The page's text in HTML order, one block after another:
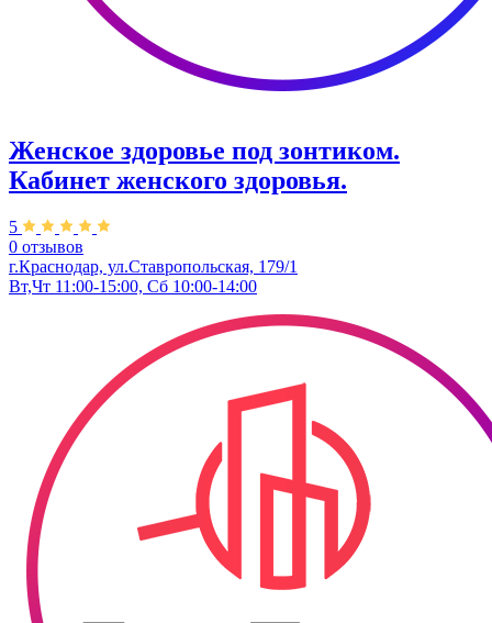
Женское здоровье под зонтиком.
Кабинет женского здоровья.
5
0 отзывов
г.Краснодар, ул.Ставропольская, 179/1
Вт,Чт 11:00-15:00, Сб 10:00-14:00